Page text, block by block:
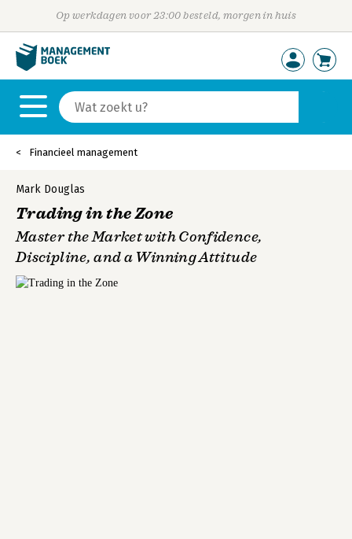
Op werkdagen voor 23:00 besteld, morgen in huis
Financieel management
Mark Douglas
Trading in the Zone
Master the Market with Confidence,
Discipline, and a Winning Attitude